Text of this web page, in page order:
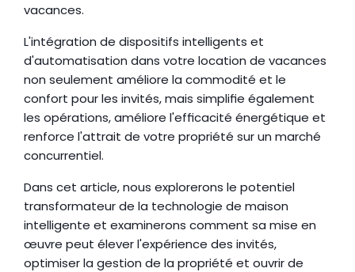
vacances.
L'intégration de dispositifs intelligents et
d'automatisation dans votre location de vacances
non seulement améliore la commodité et le
confort pour les invités, mais simplifie également
les opérations, améliore l'efficacité énergétique et
renforce l'attrait de votre propriété sur un marché
concurrentiel.
Dans cet article, nous explorerons le potentiel
transformateur de la technologie de maison
intelligente et examinerons comment sa mise en
œuvre peut élever l'expérience des invités,
optimiser la gestion de la propriété et ouvrir de